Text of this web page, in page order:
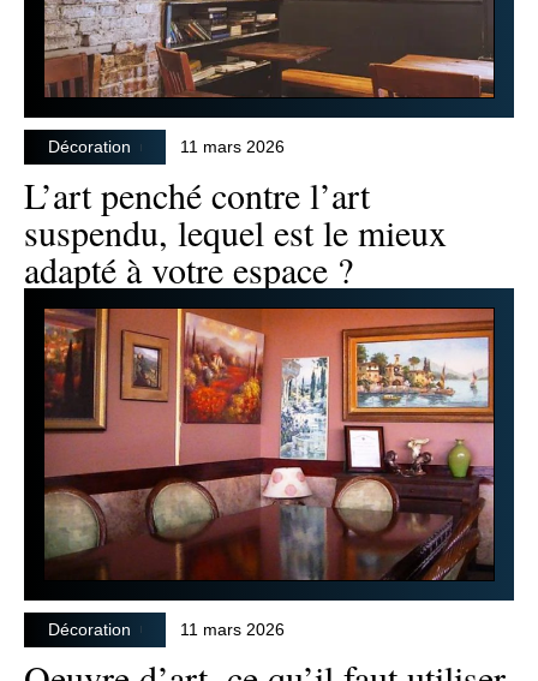
Décoration 11 mars 2026
L’art penché contre l’art
suspendu, lequel est le mieux
adapté à votre espace ?
Décoration 11 mars 2026